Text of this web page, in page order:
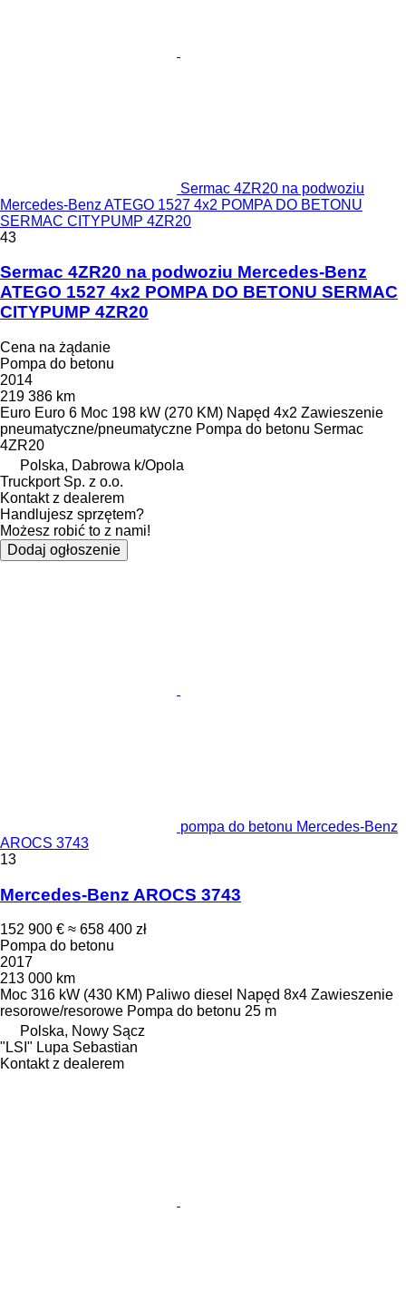
Sermac 4ZR20 na podwoziu
Mercedes-Benz ATEGO 1527 4x2 POMPA DO BETONU
SERMAC CITYPUMP 4ZR20
43
Sermac 4ZR20 na podwoziu Mercedes-Benz
ATEGO 1527 4x2 POMPA DO BETONU SERMAC
CITYPUMP 4ZR20
Cena na żądanie
Pompa do betonu
2014
219 386 km
Euro Euro 6 Moc 198 kW (270 KM) Napęd 4x2 Zawieszenie
pneumatyczne/pneumatyczne Pompa do betonu Sermac
4ZR20
Polska, Dabrowa k/Opola
Truckport Sp. z o.o.
Kontakt z dealerem
Handlujesz sprzętem?
Możesz robić to z nami!
Dodaj ogłoszenie
pompa do betonu Mercedes-Benz
AROCS 3743
13
Mercedes-Benz AROCS 3743
152 900 € ≈ 658 400 zł
Pompa do betonu
2017
213 000 km
Moc 316 kW (430 KM) Paliwo diesel Napęd 8x4 Zawieszenie
resorowe/resorowe Pompa do betonu 25 m
Polska, Nowy Sącz
"LSI" Lupa Sebastian
Kontakt z dealerem